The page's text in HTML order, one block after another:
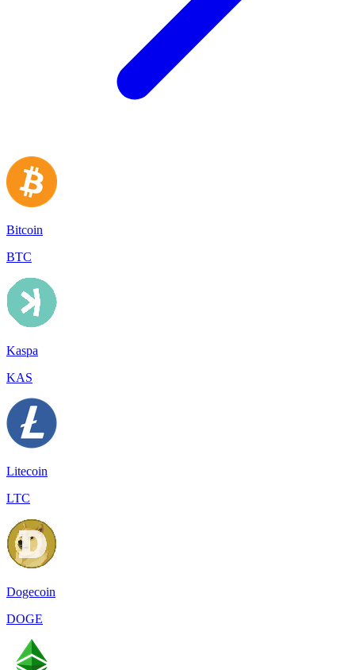
Bitcoin
BTC
Kaspa
KAS
Litecoin
LTC
Dogecoin
DOGE